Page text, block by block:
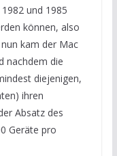
und 1985
können, also
kam der Mac
nachdem die
diejenigen,
ihren
Absatz des
Geräte pro